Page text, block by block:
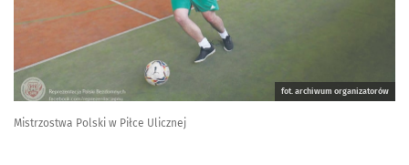
fot. archiwum organizatorów
Mistrzostwa Polski w Piłce Ulicznej